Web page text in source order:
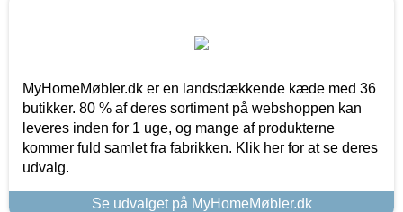
MyHomeMøbler.dk er en landsdækkende kæde med 36
butikker. 80 % af deres sortiment på webshoppen kan
leveres inden for 1 uge, og mange af produkterne
kommer fuld samlet fra fabrikken. Klik her for at se deres
udvalg.
Se udvalget på MyHomeMøbler.dk